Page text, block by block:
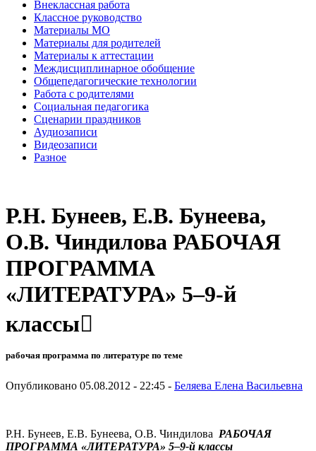
Внеклассная работа
Классное руководство
Материалы МО
Материалы для родителей
Материалы к аттестации
Междисциплинарное обобщение
Общепедагогические технологии
Работа с родителями
Социальная педагогика
Сценарии праздников
Аудиозаписи
Видеозаписи
Разное
Р.Н. Бунеев, Е.В. Бунеева,
О.В. Чиндилова РАБОЧАЯ
ПРОГРАММА
«ЛИТЕРАТУРА» 5–9-й
классы
рабочая программа по литературе по теме
Опубликовано 05.08.2012 - 22:45 - Беляева Елена Васильевна
Р.Н. Бунеев, Е.В. Бунеева, О.В. Чиндилова РАБОЧАЯ
ПРОГРАММА «ЛИТЕРАТУРА» 5–9-й классы